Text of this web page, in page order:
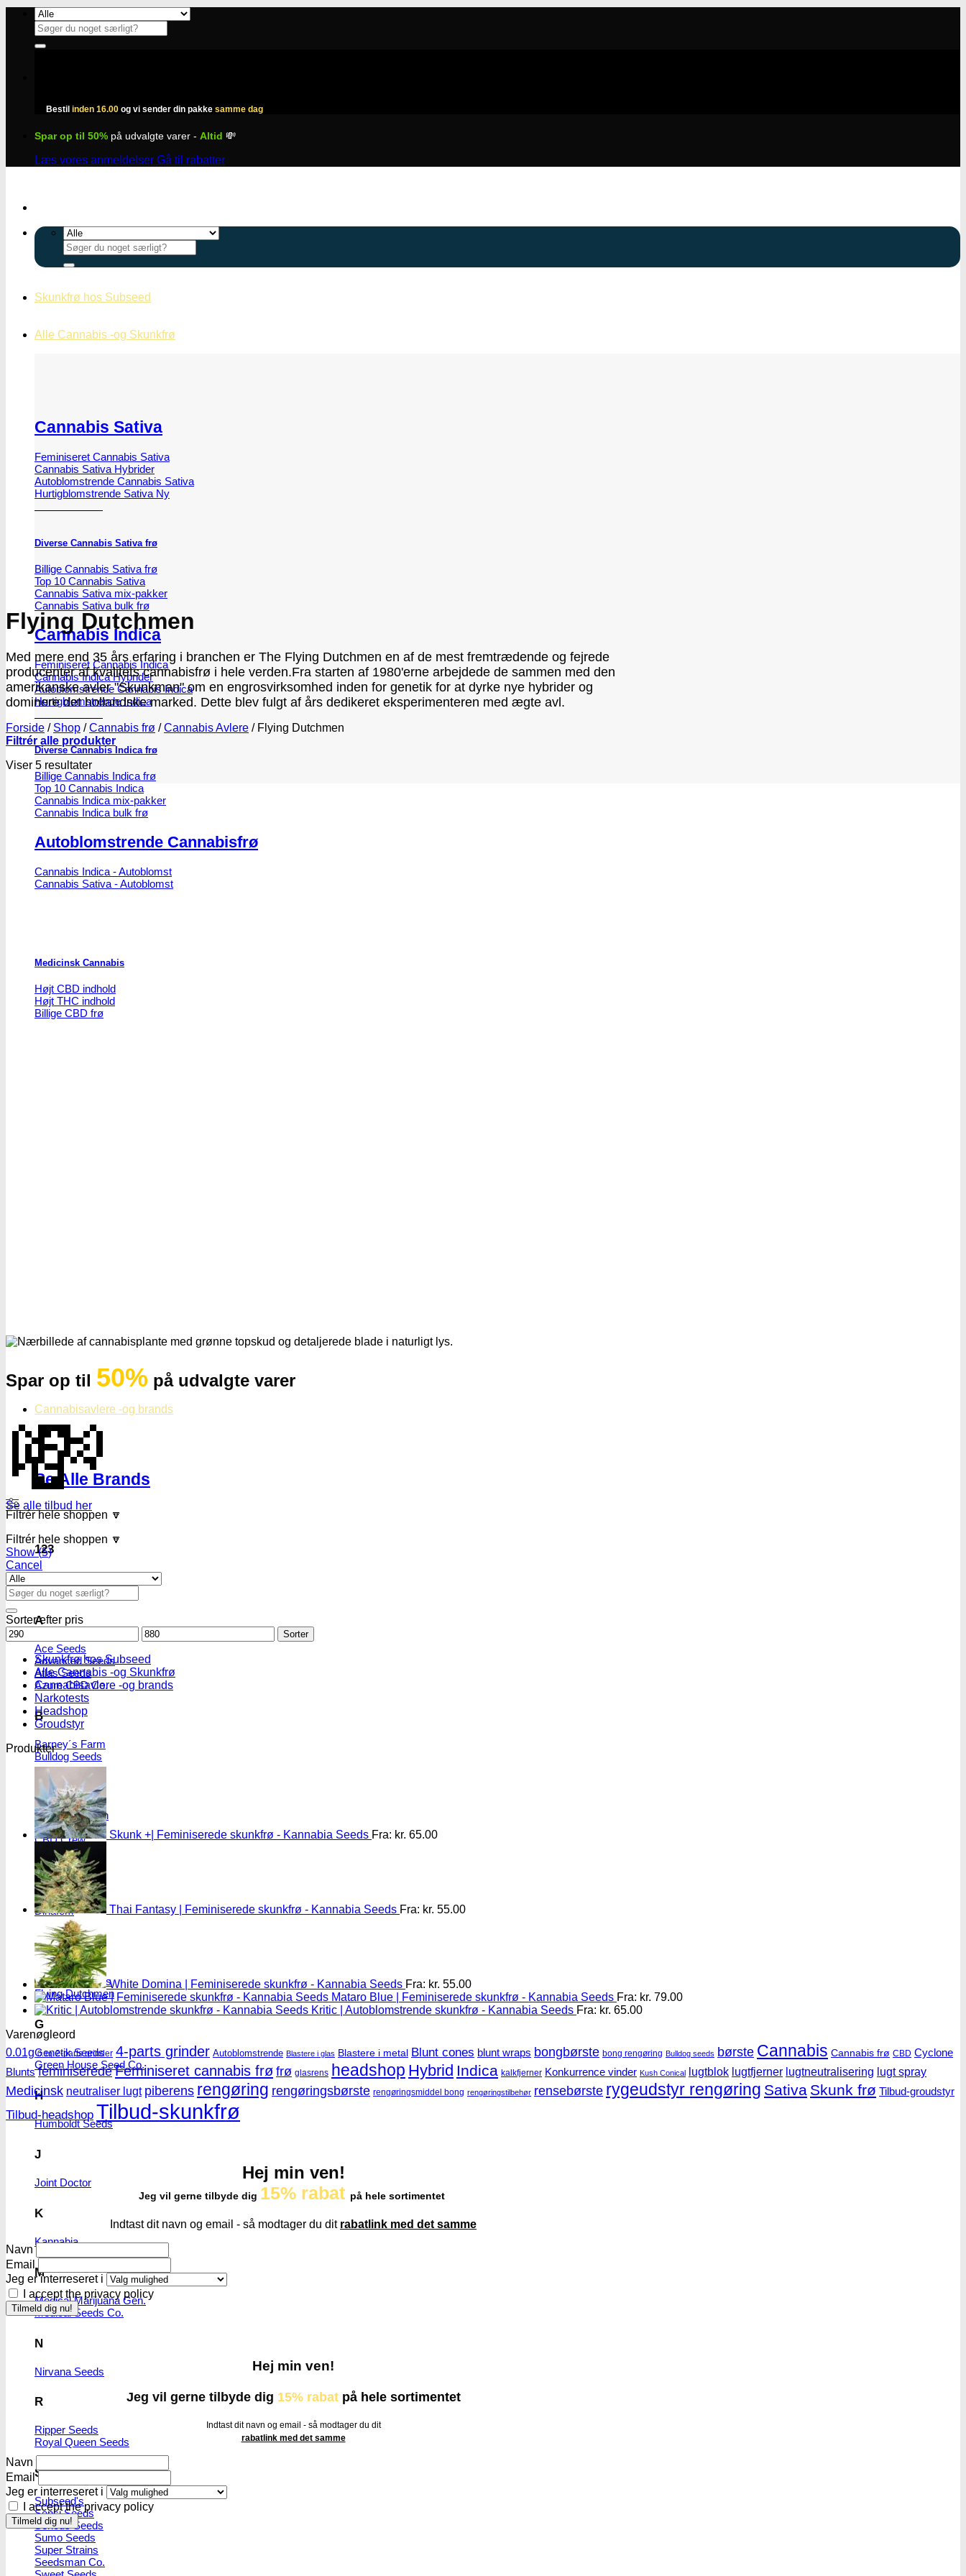
Fortsæt
indhold
Søg
efter:
Bestil inden 16.00 og vi sender din pakke samme dag
Spar op til 50% på udvalgte varer - Altid 💸
Læs vores anmeldelser Gå til rabatter
Søg
efter:
Skunkfrø hos Subseed
Alle Cannabis -og Skunkfrø
Cannabis Sativa
Feminiseret Cannabis Sativa
Cannabis Sativa Hybrider
Autoblomstrende Cannabis Sativa
Hurtigblomstrende Sativa
Diverse Cannabis Sativa frø
Billige Cannabis Sativa frø
Top 10 Cannabis Sativa
Cannabis Sativa mix-pakker
Cannabis Sativa bulk frø
Cannabis Indica
Feminiseret Cannabis Indica
Cannabis Indica Hybrider
Autoblomstrende Cannabis Indica
Hurtigblomstrende Indica
Diverse Cannabis Indica frø
Billige Cannabis Indica frø
Top 10 Cannabis Indica
Cannabis Indica mix-pakker
Cannabis Indica bulk frø
Autoblomstrende Cannabisfrø
Cannabis Indica - Autoblomst
Cannabis Sativa - Autoblomst
Medicinsk Cannabis
Højt CBD indhold
Højt THC indhold
Billige CBD frø
Cannabisavlere -og brands
Se Alle Brands
123
710 Genetics
A
Ace Seeds
Advanced Seeds
Atlas Seeds
Azure CBD Co.
B
Barney´s Farm
Bulldog Seeds
C
Cali Connection
CBD Botanics
CBD Crew
CBD Seeds
D
Dinafem
Dutch Passion
F
Fastbuds Seeds
Flying Dutchmen
G
Genetik Seeds
Green House Seed Co.
H
Humboldt Seeds
J
Joint Doctor
K
Kannabia
M
Medical Marijuana Gen.
Medical Seeds Co.
N
Nirvana Seeds
R
Ripper Seeds
Royal Queen Seeds
S
Subseed's
Sensi Seeds
Serious Seeds
Sumo Seeds
Super Strains
Seedsman Co.
Flying Dutchmen
Med mere end 35 års erfaring i branchen er The Flying Dutchmen en af de mest fremtrædende og fejrede
producenter af kvalitets cannabisfrø i hele verden.Fra starten af 1980'erne arbejdede de sammen med den
amerikanske avler "Skunkman" om en engrosvirksomhed inden for genetik for at dyrke nye hybrider og
dominere det hollandske marked. Dette blev fulgt af års dedikeret eksperimenteren med ægte avl.
Forside / Shop / Cannabis frø / Cannabis Avlere /Flying Dutchmen
Filtrér alle produkter
Viser 5 resultater
Spar op til 50% på udvalgte varer
💸
Se alle tilbud her
Filtrér hele shoppen 🔽
Filtrér hele shoppen 🔽
Show(5)
Cancel
Søg
efter:
Sorter efter pris
Mindstepris
Maks.
pris
Sorter
Skunkfrø hos Subseed
Alle Cannabis -og Skunkfrø
Cannabisavlere -og brands
Narkotests
Headshop
Groudstyr
Produkter
Skunk +| Feminiserede skunkfrø - Kannabia Seeds Fra: kr. 65.00
Thai Fantasy | Feminiserede skunkfrø - Kannabia Seeds Fra: kr. 55.00
White Domina | Feminiserede skunkfrø - Kannabia Seeds Fra: kr. 55.00
Mataro Blue | Feminiserede skunkfrø - Kannabia Seeds Fra: kr. 79.00
Kritic | Autoblomstrende skunkfrø - Kannabia Seeds Fra: kr. 65.00
Varenøgleord
0.01g 0.1g 2-parts grinder 4-parts grinder Autoblomstrende Blastere i glas Blastere i metal Blunt cones blunt wraps bongbørste bong rengøring Bulldog seeds børste Cannabis Cannabis frø CBD Cyclone
Blunts feminiserede Feminiseret cannabis frø frø glasrens headshop Hybrid Indica kalkfjerner Konkurrence vinder Kush Conical lugtblok lugtfjerner lugtneutralisering lugt spray
Medicinsk neutraliser lugt piberens rengøring rengøringsbørste rengøringsmiddel bong rengøringstilbehør rensebørste rygeudstyr rengøring Sativa Skunk frø Tilbud-groudstyr
Tilbud-headshop Tilbud-skunkfrø
Hej min ven!
Jeg vil gerne tilbyde dig 15% rabat på hele sortimentet
Indtast dit navn og email - så modtager du dit rabatlink med det samme
Navn
Email
Jeg er interreseret i
I accept the privacy policy
Hej min ven!
Jeg vil gerne tilbyde dig 15% rabat på hele sortimentet
Indtast dit navn og email - så modtager du dit
rabatlink med det samme
Navn
Email
Jeg er interreseret i
I accept the privacy policy